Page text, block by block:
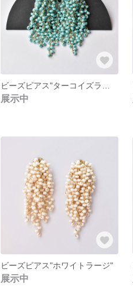
展示中
ビーズピアス"ホワイトラージ"
展示中